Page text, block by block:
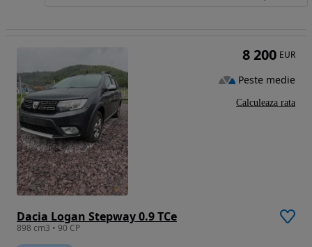
Dacia Logan Stepway 0.9 TCe
898 cm3 • 90 CP
8 200 EUR
Peste medie
Calculeaza rata